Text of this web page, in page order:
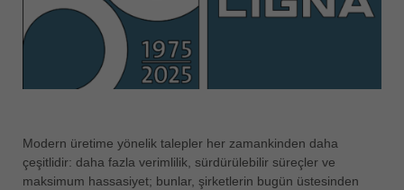
中国
中文
ประเทศไทย
Україна
yкраїнська
Modern üretime yönelik talepler her zamankinden daha
çeşitlidir: daha fazla verimlilik, sürdürülebilir süreçler ve
maksimum hassasiyet; bunlar, şirketlerin bugün üstesinden